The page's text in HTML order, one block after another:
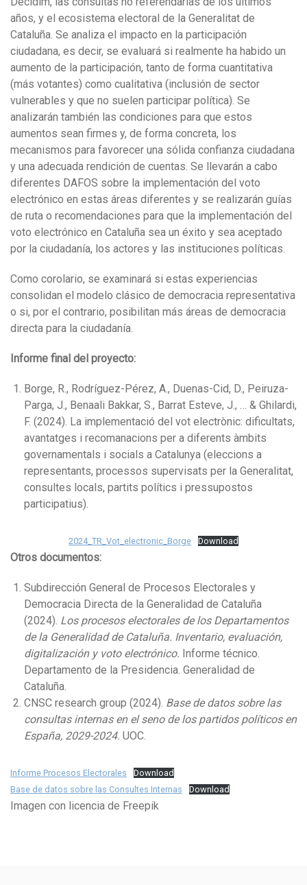
años, y el ecosistema electoral de la Generalitat de
Cataluña. Se analiza el impacto en la participación
ciudadana, es decir, se evaluará si realmente ha habido un
aumento de la participación, tanto de forma cuantitativa
(más votantes) como cualitativa (inclusión de sector
vulnerables y que no suelen participar política). Se
analizarán también las condiciones para que estos
aumentos sean firmes y, de forma concreta, los
mecanismos para favorecer una sólida confianza ciudadana
y una adecuada rendición de cuentas. Se llevarán a cabo
diferentes DAFOS sobre la implementación del voto
electrónico en estas áreas diferentes y se realizarán guías
de ruta o recomendaciones para que la implementación del
voto electrónico en Cataluña sea un éxito y sea aceptado
por la ciudadanía, los actores y las instituciones políticas.
Como corolario, se examinará si estas experiencias
consolidan el modelo clásico de democracia representativa
o si, por el contrario, posibilitan más áreas de democracia
directa para la ciudadanía.
Informe final del proyecto:
Borge, R., Rodríguez-Pérez, A., Duenas-Cid, D., Peiruza-
Parga, J., Benaali Bakkar, S., Barrat Esteve, J., … & Ghilardi,
F. (2024). La implementació del vot electrònic: dificultats,
avantatges i recomanacions per a diferents àmbits
governamentals i socials a Catalunya (eleccions a
representants, processos supervisats per la Generalitat,
consultes locals, partits polítics i pressupostos
participatius).
2024_TR_Vot_electronic_Borge Download
Otros documentos:
Subdirección General de Procesos Electorales y
Democracia Directa de la Generalidad de Cataluña
(2024). Los procesos electorales de los Departamentos
de la Generalidad de Cataluña. Inventario, evaluación,
digitalización y voto electrónico. Informe técnico.
Departamento de la Presidencia. Generalidad de
Cataluña.
CNSC research group (2024). Base de datos sobre las
consultas internas en el seno de los partidos políticos en
España, 2029-2024. UOC.
Informe Procesos Electorales
Download
Base de datos sobre las Consultes Internas
Download
Imagen con licencia de Freepik